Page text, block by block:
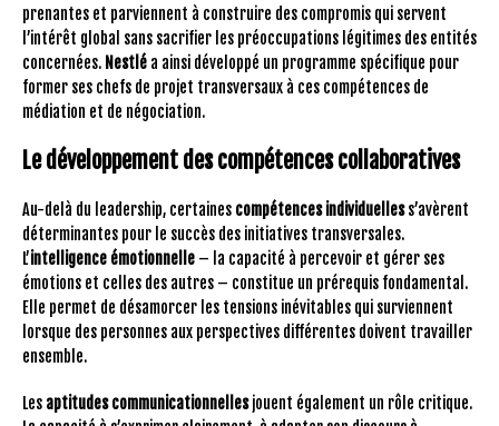
prenantes et parviennent à construire des compromis qui servent
l’intérêt global sans sacrifier les préoccupations légitimes des entités
concernées. Nestlé a ainsi développé un programme spécifique pour
former ses chefs de projet transversaux à ces compétences de
médiation et de négociation.
Le développement des compétences collaboratives
Au-delà du leadership, certaines compétences individuelless’avèrent
déterminantes pour le succès des initiatives transversales.
L’intelligence émotionnelle – la capacité à percevoir et gérer ses
émotions et celles des autres – constitue un prérequis fondamental.
Elle permet de désamorcer les tensions inévitables qui surviennent
lorsque des personnes aux perspectives différentes doivent travailler
ensemble.
Les aptitudes communicationnellesjouent également un rôle critique.